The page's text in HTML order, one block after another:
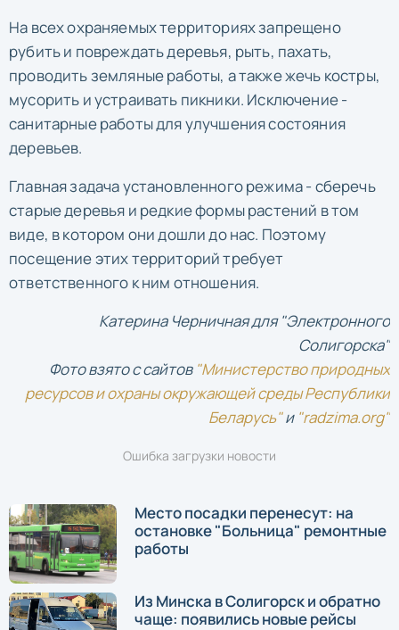
На всех охраняемых территориях запрещено
рубить и повреждать деревья, рыть, пахать,
проводить земляные работы, а также жечь костры,
мусорить и устраивать пикники. Исключение -
санитарные работы для улучшения состояния
деревьев.
Главная задача установленного режима - сберечь
старые деревья и редкие формы растений в том
виде, в котором они дошли до нас. Поэтому
посещение этих территорий требует
ответственного к ним отношения.
Катерина Черничная для "Электронного
Солигорска"
Фото взято с сайтов "Министерство природных
ресурсов и охраны окружающей среды Республики
Беларусь"и "radzima.org"
Ошибка загрузки новости
Место посадки перенесут: на
остановке "Больница" ремонтные
работы
Из Минска в Солигорск и обратно
чаще: появились новые рейсы